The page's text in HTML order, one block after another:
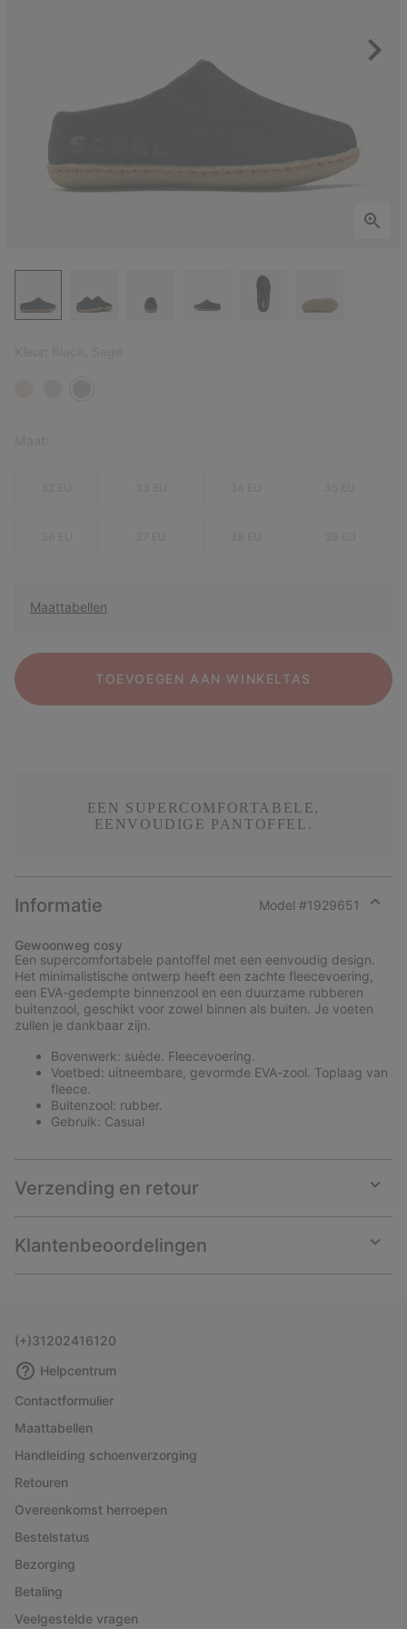
Maattabellen
TOEVOEGEN AAN WINKELTAS
EEN SUPERCOMFORTABELE,
EENVOUDIGE PANTOFFEL.
Informatie Model #1929651
section
Gewoonweg cosy
Een supercomfortabele pantoffel met een eenvoudig design.
Het minimalistische ontwerp heeft een zachte fleecevoering,
een EVA-gedempte binnenzool en een duurzame rubberen
buitenzool, geschikt voor zowel binnen als buiten. Je voeten
zullen je dankbaar zijn.
Bovenwerk: suède. Fleecevoering.
Voetbed: uitneembare, gevormde EVA-zool. Toplaag van
fleece.
Buitenzool: rubber.
Gebruik: Casual
Verzending en retour
or
Klantenbeoordelingen
or
(+)31202416120
Helpcentrum
Contactformulier
Maattabellen
Handleiding schoenverzorging
Retouren
Overeenkomst herroepen
Bestelstatus
Bezorging
Betaling
Veelgestelde vragen